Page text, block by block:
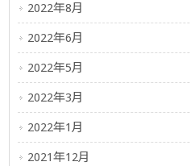
2022年8月
2022年6月
2022年5月
2022年3月
2022年1月
2021年12月